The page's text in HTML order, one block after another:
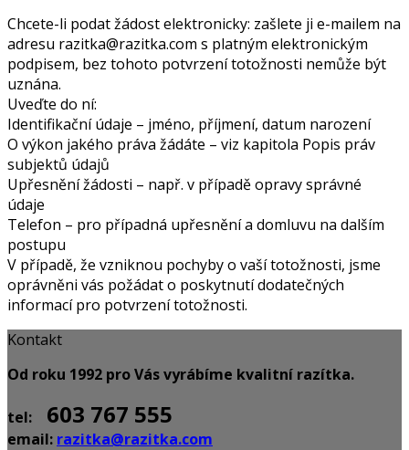
Chcete-li podat žádost elektronicky: zašlete ji e-mailem na
adresu razitka@razitka.com s platným elektronickým
podpisem, bez tohoto potvrzení totožnosti nemůže být
uznána.
Uveďte do ní:
Identifikační údaje – jméno, příjmení, datum narození
O výkon jakého práva žádáte – viz kapitola Popis práv
subjektů údajů
Upřesnění žádosti – např. v případě opravy správné
údaje
Telefon – pro případná upřesnění a domluvu na dalším
postupu
V případě, že vzniknou pochyby o vaší totožnosti, jsme
oprávněni vás požádat o poskytnutí dodatečných
informací pro potvrzení totožnosti.
Kontakt
Od roku 1992 pro Vás vyrábíme kvalitní razítka.
tel: 603 767 555
email: razitka@razitka.com